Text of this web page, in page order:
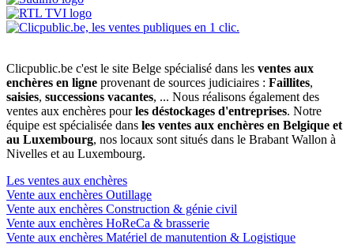
Clicpublic.be c'est le site Belge spécialisé dans les ventes aux
enchères en ligne provenant de sources judiciaires : Faillites,
saisies, successions vacantes, ... Nous réalisons également des
ventes aux enchères pourles déstockages d'entreprises. Notre
équipe est spécialisée dans les ventes aux enchères en Belgique et
au Luxembourg, nos locaux sont situés dans le Brabant Wallon à
Nivelles et au Luxembourg.
Les ventes aux enchères
Vente aux enchères Outillage
Vente aux enchères Construction & génie civil
Vente aux enchères HoReCa & brasserie
Vente aux enchères Matériel de manutention & Logistique